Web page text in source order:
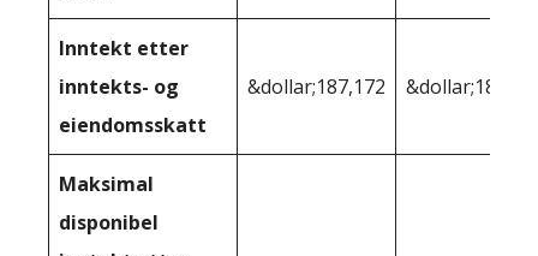
Inntekt etter
inntekts- og
eiendomsskatt
&dollar;187,172 &dollar;187
Maksimal
disponibel